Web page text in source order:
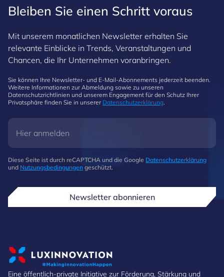
Bleiben Sie einen Schritt voraus
Mit unserem monatlichen Newsletter erhalten Sie
relevante Einblicke in Trends, Veranstaltungen und
Chancen, die Ihr Unternehmen voranbringen.
Sie können Ihre Newsletter- und E-Mail-Abonnements jederzeit beenden.
Weitere Informationen zur Abmeldung sowie zu unseren
Datenschutzrichtlinien und unserem Engagement für den Schutz Ihrer
Privatsphäre finden Sie in unserer Datenschutzerklärung.
Diese Seite ist durch reCAPTCHA und die Google Datenschutzerklärung
und Nutzungsbedingungen geschützt.
Newsletter abonnieren
Eine öffentlich-private Initiative zur Förderung, Stärkung und